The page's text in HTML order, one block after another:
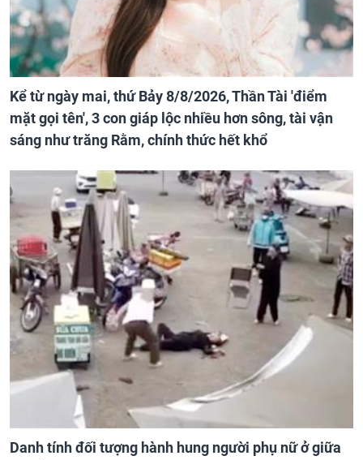
Kể từ ngày mai, thứ Bảy 8/8/2026, Thần Tài 'điểm
mặt gọi tên', 3 con giáp lộc nhiều hơn sông, tài vận
sáng như trăng Rằm, chính thức hết khổ
Danh tính đối tượng hành hung người phụ nữ ở giữa